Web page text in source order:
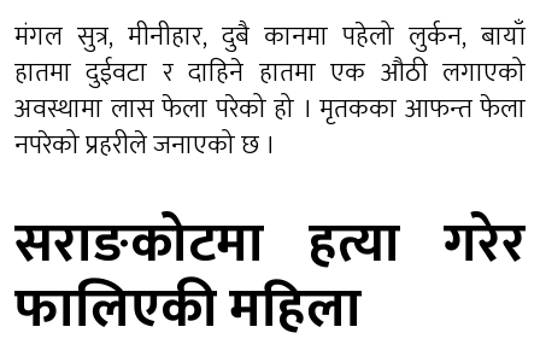
मंगल सुत्र, मीनीहार, दुबै कानमा पहेलो लुर्कन, बायाँ
हातमा दुईवटा र दाहिने हातमा एक औठी लगाएको
अवस्थामा लास फेला परेको हो । मृतकका आफन्त फेला
नपरेको प्रहरीले जनाएको छ ।
सराङकोटमा हत्या गरेर
फालिएकी महिला